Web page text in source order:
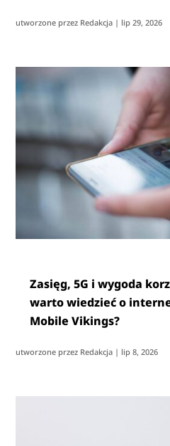
utworzone przez Redakcja | lip 29, 2026
Zasięg, 5G i wygoda
warto wiedzieć o
Mobile Vikings?
utworzone przez Redakcja | lip 8, 2026